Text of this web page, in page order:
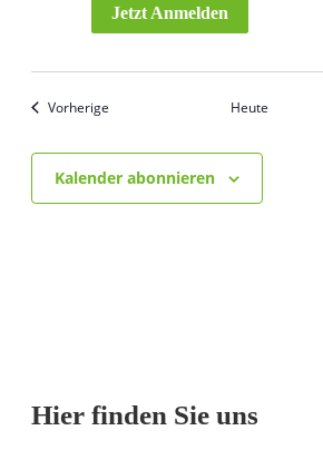
Jetzt Anmelden
VorherigeVeranstaltungen Heute
Kalender abonnieren
Hier finden Sie uns